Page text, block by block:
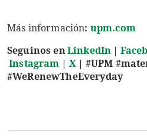
Más información: upm.com
Seguinos enLinkedIn |
Instagram |X | #UPM
#WeRenewTheEveryday